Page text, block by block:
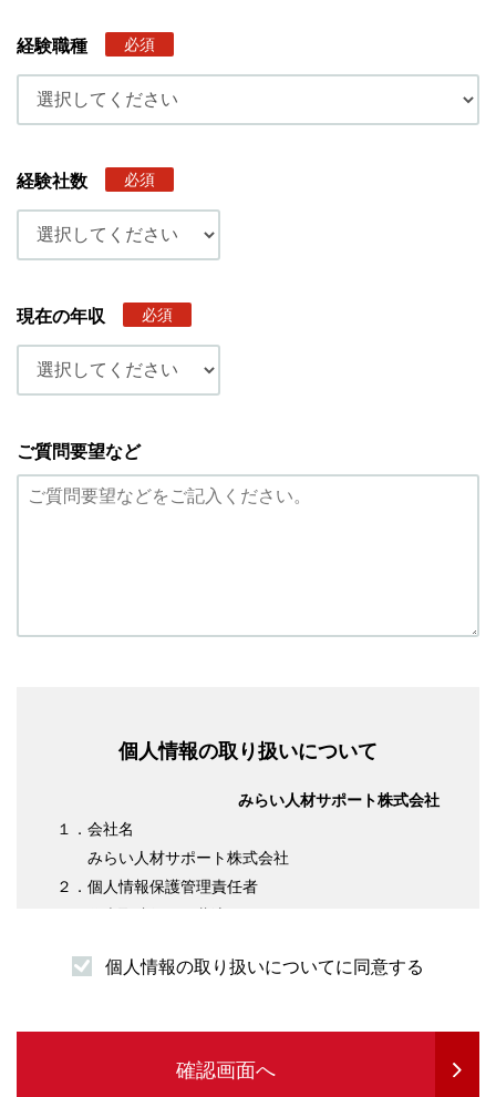
経験職種 必須
経験社数 必須
現在の年収 必須
ご質問要望など
個人情報の取り扱いについて
みらい人材サポート株式会社
１．会社名
みらい人材サポート株式会社
２．個人情報保護管理責任者
（１）求職者様情報
・企業紹介先のご案内を行うため
・サービスの提供に必要な書類などの発送
個人情報の取り扱いについてに同意する
確認画面へ